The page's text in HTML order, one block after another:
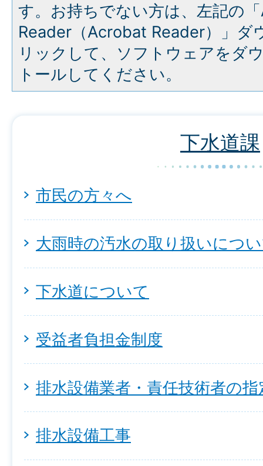
す。お持ちでない方は、左記の
Reader（Acrobat Reader）」ダ
リックして、ソフトウェアをダ
トールしてください。
下水道課
市民の方々へ
大雨時の汚水の取り扱いにつ
下水道について
受益者負担金制度
排水設備業者・責任技術者の
排水設備工事